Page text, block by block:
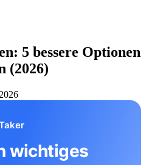
5 bessere Optionen
(2026)
wichtiges